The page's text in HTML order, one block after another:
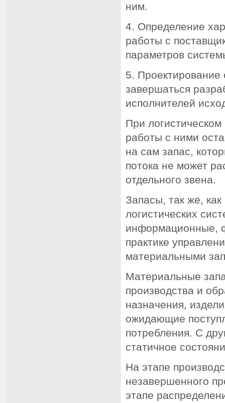
ним.
4. Определение
работы с
параметров
5.
завершаться
исполнителей
При
работы с ними
на сам запас,
потока не может
отдельного звена.
Запасы, так же,
логистических
информационные,
практике
материальными
Материальные
производства и
назначения,
ожидающие
потребления. С
статичное
На этапе
незавершенного
этапе